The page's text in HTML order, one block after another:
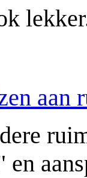
aan